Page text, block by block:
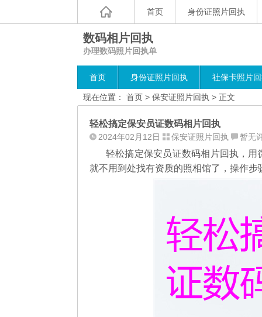
首页 身份证照片回执
数码相片回执
办理数码照片回执单
首页 身份证照片回执 社保卡照片
现在位置： 首页 > 保安证照片回执 > 正文
轻松搞定保安员证数码相片回执
2024年02月12日 保安证照片回执 暂无
轻松搞定保安员证数码相片回执，
就不用到处找有资质的照相馆了，操作步